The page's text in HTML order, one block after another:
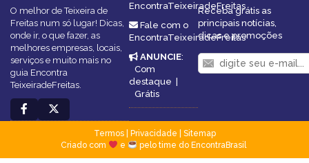
O melhor de Teixeira de
Freitas num só lugar! Dicas,
onde ir, o que fazer, as
melhores empresas, locais,
serviços e muito mais no
guia Encontra
TeixeiradeFreitas.
EncontraTeixeiradeFreitas
Fale com o
EncontraTeixeiradeFreitas
ANUNCIE:
Com
destaque |
Grátis
Receba grátis as
principais notícias,
dicas e promoções
Termos| Privacidade
Sitemap
Criado com
e pelo time do EncontraBrasil